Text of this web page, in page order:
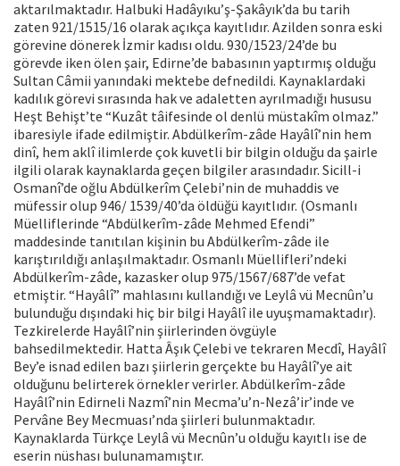
aktarılmaktadır. Halbuki Hadâyıku’ş-Şakâyık’da bu tarih
zaten 921/1515/16 olarak açıkça kayıtlıdır. Azilden sonra eski
görevine dönerek İzmir kadısı oldu. 930/1523/24’de bu
görevde iken ölen şair, Edirne’de babasının yaptırmış olduğu
Sultan Câmii yanındaki mektebe defnedildi. Kaynaklardaki
kadılık görevi sırasında hak ve adaletten ayrılmadığı hususu
Heşt Behişt’te “Kuzât tâifesinde ol denlü müstakîm olmaz.”
ibaresiyle ifade edilmiştir. Abdülkerîm-zâde Hayâlî’nin hem
dinî, hem aklî ilimlerde çok kuvetli bir bilgin olduğu da şairle
ilgili olarak kaynaklarda geçen bilgiler arasındadır. Sicill-i
Osmanî’de oğlu Abdülkerîm Çelebi’nin de muhaddis ve
müfessir olup 946/ 1539/40’da öldüğü kayıtlıdır. (Osmanlı
Müelliflerinde “Abdülkerîm-zâde Mehmed Efendi”
maddesinde tanıtılan kişinin bu Abdülkerîm-zâde ile
karıştırıldığı anlaşılmaktadır. Osmanlı Müellifleri’ndeki
Abdülkerîm-zâde, kazasker olup 975/1567/687’de vefat
etmiştir. “Hayâlî” mahlasını kullandığı ve Leylâ vü Mecnûn’u
bulunduğu dışındaki hiç bir bilgi Hayâlî ile uyuşmamaktadır).
Tezkirelerde Hayâlî’nin şiirlerinden övgüyle
bahsedilmektedir. Hatta Âşık Çelebi ve tekraren Mecdî, Hayâlî
Bey’e isnad edilen bazı şiirlerin gerçekte bu Hayâlî’ye ait
olduğunu belirterek örnekler verirler. Abdülkerîm-zâde
Hayâlî’nin Edirneli Nazmî’nin Mecma’u’n-Nezâ’ir’inde ve
Pervâne Bey Mecmuası’nda şiirleri bulunmaktadır.
Kaynaklarda Türkçe Leylâ vü Mecnûn’u olduğu kayıtlı ise de
eserin nüshası bulunamamıştır.